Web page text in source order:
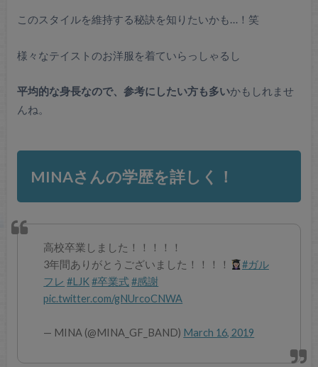
このスタイルを維持する秘訣を知りたいかも…！笑
様々なテイストのお洋服を着ていらっしゃるし
平均的な身長なので、参考にしたい方も多いかもしれませ
んね。
MINAさんの学歴を詳しく！
高校卒業しました！！！！！
3年間ありがとうございました！！！！
#ガル
フレ #LJK#卒業式#感謝
pic.twitter.com/gNUrcoCNWA
— MINA (@MINA_GF_BAND) March 16, 2019